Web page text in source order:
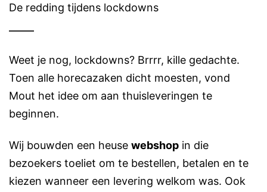
De redding tijdens lockdowns
Weet je nog, lockdowns? Brrrr, kille gedachte.
Toen alle horecazaken dicht moesten, vond
Mout het idee om aan thuisleveringen te
beginnen.
Wij bouwden een heuse webshop in die
bezoekers toeliet om te bestellen, betalen en te
kiezen wanneer een levering welkom was. Ook